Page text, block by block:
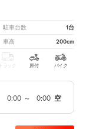
駐車台数 1台
車高 200cm
トラック 原付 バイク
0:00 ～ 0:00 空